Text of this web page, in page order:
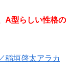
A型らしい性格の
稲垣啓太アラカ